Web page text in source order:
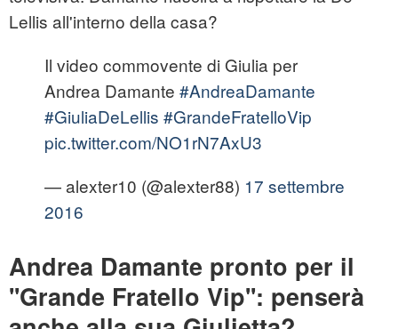
Lellis all'interno della casa?
Il video commovente di Giulia per
Andrea Damante #AndreaDamante
#GiuliaDeLellis #GrandeFratelloVip
pic.twitter.com/NO1rN7AxU3
— alexter10 (@alexter88) 17 settembre
2016
Andrea Damante pronto per il
''Grande Fratello Vip'': penserà